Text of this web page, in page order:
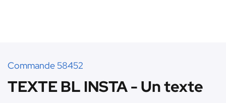
Commande 58452
TEXTE BL INSTA - Un texte